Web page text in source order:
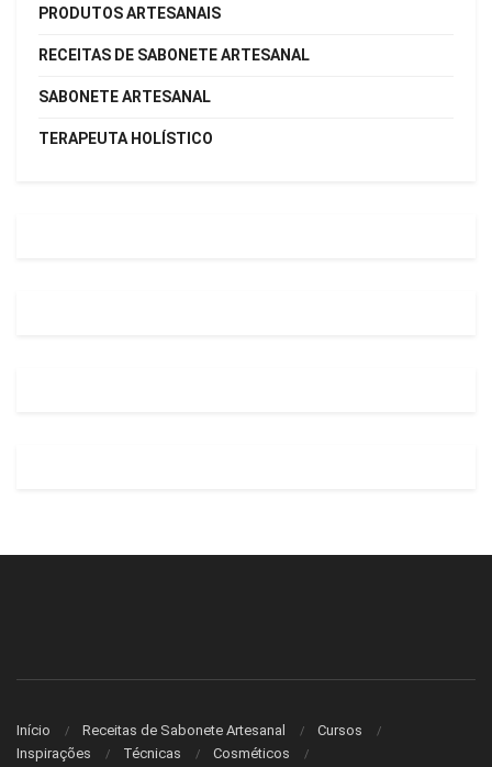
PRODUTOS ARTESANAIS
RECEITAS DE SABONETE ARTESANAL
SABONETE ARTESANAL
TERAPEUTA HOLÍSTICO
Início Receitas de Sabonete Artesanal
Cursos
Inspirações
Técnicas Cosméticos